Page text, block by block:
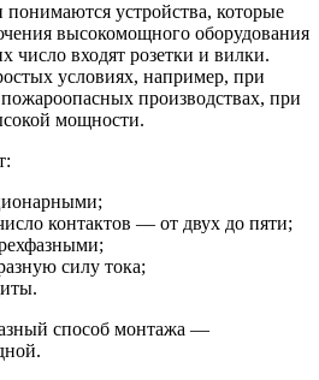
устройства, которые
высокомощного оборудования
число входят розетки и вилки.
условиях, например, при
производствах, при
мощности.
контактов — от двух до пяти;
силу тока;
способ монтажа —